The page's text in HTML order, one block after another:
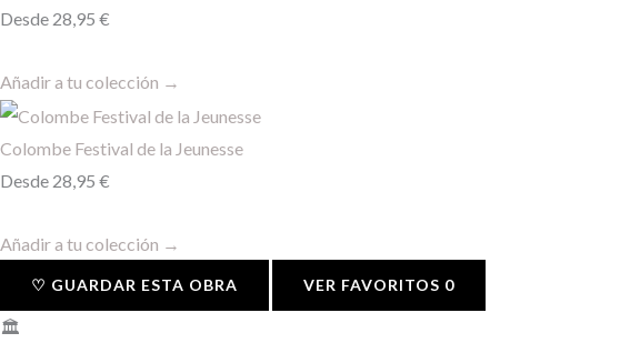
Desde 28,95 €
Añadir a tu colección →
Colombe Festival de la Jeunesse
Desde 28,95 €
Añadir a tu colección →
♡ GUARDAR ESTA OBRA VER FAVORITOS 0
🏛️